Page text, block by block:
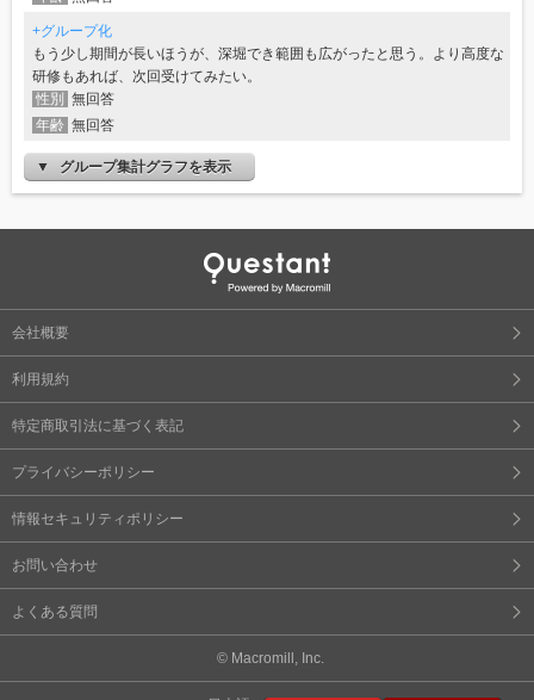
+グループ化
もう少し期間が長いほうが、深堀でき範囲も広がったと思う。より高度な
研修もあれば、次回受けてみたい。
性別
無回答
年齢 無回答
グループ集計グラフを表示
会社概要
利用規約
特定商取引法に基づく表記
プライバシーポリシー
情報セキュリティポリシー
お問い合わせ
よくある質問
© Macromill, Inc.